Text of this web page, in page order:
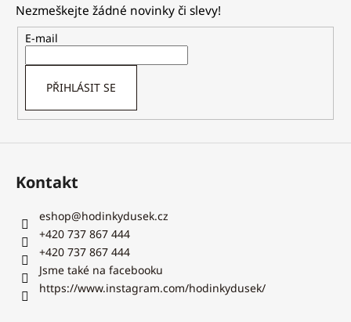
Nezmeškejte žádné novinky či slevy!
E-mail
PŘIHLÁSIT SE
Kontakt
eshop@hodinkydusek.cz
+420 737 867 444
+420 737 867 444
Jsme také na facebooku
https://www.instagram.com/hodinkydusek/